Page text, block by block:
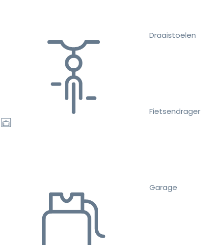
Draaistoelen
Fietsendrager
Garage